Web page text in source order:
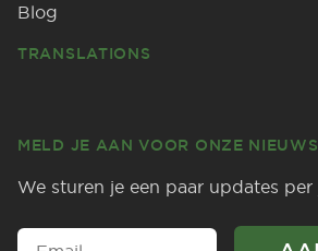
Blog
TRANSLATIONS
MELD JE AAN VOOR ONZE
We sturen je een paar updates per